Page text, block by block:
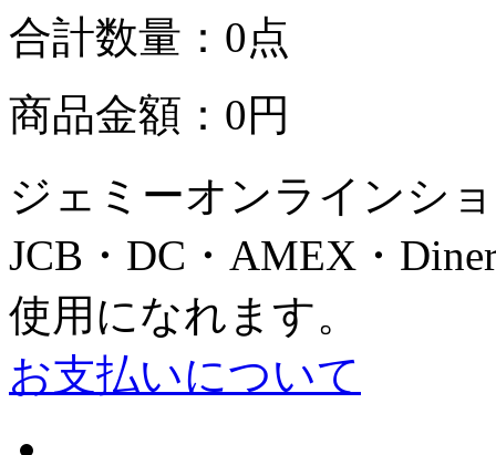
合計数量：0点
商品金額：0円
ジェミーオンラインシ
JCB・DC・AMEX・
使用になれます。
お支払いについて